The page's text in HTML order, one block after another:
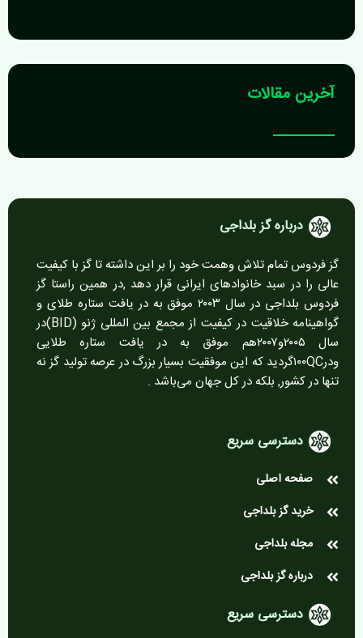
آخرین مقالات
درباره گز بلداجی
گز فردوس تمام تلاش وهمت خود را بر این داشته تا گز با کیفیت
عالی را در سبد خانوادهای ایرانی قرار دهد ,در همین راستا گز
فردوس بلداجی در سال ۲۰۰۳ موفق به در یافت ستاره طلای و
گواهینامه خلاقیت در کیفیت از مجمع بین المللی ژنو (BID)در
سال ۲۰۰۵و۲۰۰۷هم موفق به در یافت ستاره طلایی
ودر۱۰۰QCگردید که این موفقیت بسیار بزرگ در عرصه تولید گز نه
تنها در کشور, بلکه در کل جهان می‌باشد .
دسترسی سریع
صفحه اصلی
خرید گز بلداجی
مجله بلداجی
درباره گز بلداجی
دسترسی سریع